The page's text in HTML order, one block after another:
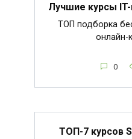
Лучшие курсы
ТОП подборка
онлайн-
0
ТОП-7 курсов